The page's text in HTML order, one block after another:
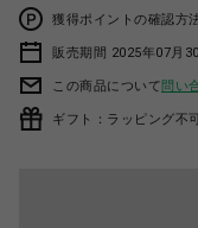
獲得ポイントの確認方
販売期間 2025年07月
この商品について問い
ギフト：ラッピング不